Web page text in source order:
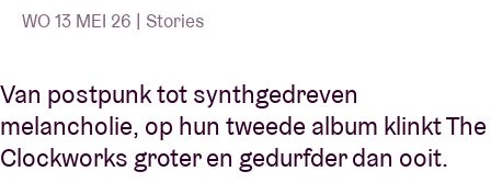
Over AB
Contact
WO 13 MEI 26 | Stories
Van postpunk tot synthgedreven
melancholie, op hun tweede album klinkt The
Clockworks groter en gedurfder dan ooit.